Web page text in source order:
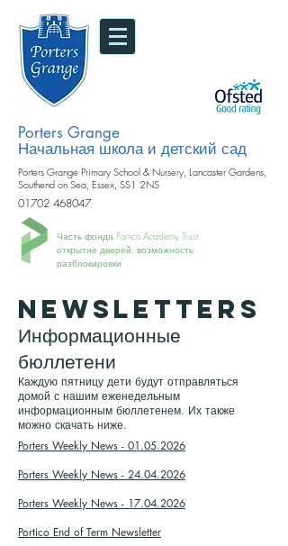
Porters Grange
Начальная школа и детский сад
Porters Grange Primary School & Nursery, Lancaster Gardens,
Southend on Sea, Essex, SS1 2NS
01702 468047
Часть фонда Portico Academy Trust.
открытие дверей, возможность
разблокировки
NEWSLETTERS
Информационные
бюллетени
Каждую пятницу дети будут отправляться
домой с нашим еженедельным
информационным бюллетенем. Их также
можно скачать ниже.
Porters Weekly News - 01.05.2026
Porters Weekly News - 24.04.2026
Porters Weekly News - 17.04.2026
Portico End of Term Newsletter